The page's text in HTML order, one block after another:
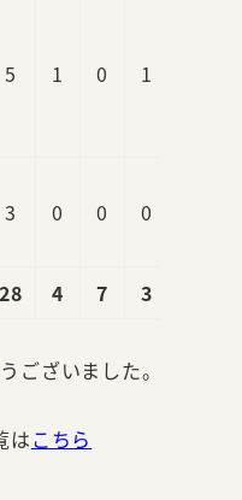
5 1 0 1
3 0 0 0
28 4 7 3
ございました。
はこちら